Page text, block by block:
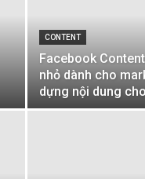
CONTENT
Facebook
nhỏ dành cho
dựng nội dung